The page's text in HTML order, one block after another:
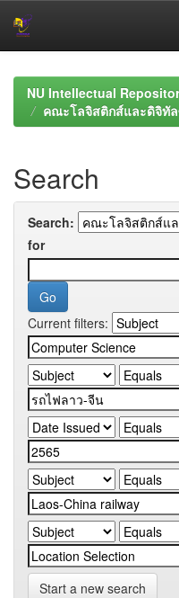
navigationNU Intellectual
คณะโลจิสติกส์และดิจิทั
Search
Search:
for
Current filters:
Start a new search